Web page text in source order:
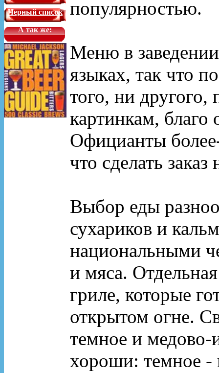
Черный список
А так же:
популярностью.
Меню в
языках, так что
того, ни другого,
картинкам, благо
Официанты
что сделать
Выбор еды
сухариков и
национальными
и мяса.
гриле, которые
открытом огне.
темное и медово-
хороши: темное -